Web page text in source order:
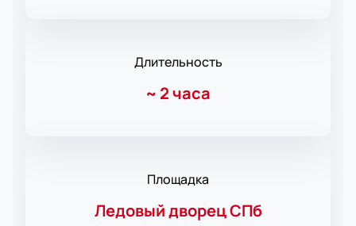
Длительность
~ 2 часа
Площадка
Ледовый дворец СПб